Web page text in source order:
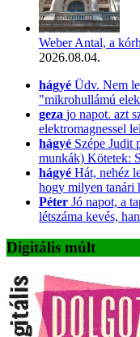
Weber Antal, a
2026.08.04.
hágyé Üdv. Nem
"mikrohullámú
geza jo napot. azt
elektromagnessel
hágyé Szépe Judit
munkák) Kötetek:
hágyé Hát, nehéz
hogy milyen tanári
Péter Jó napot, a
létszáma kevés,
Digitális múlt